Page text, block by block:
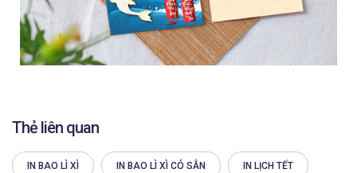
Thẻ liên quan
IN BAO LÌ XÌ IN BAO LÌ XÌ CÓ SẲN IN LỊCH TẾT